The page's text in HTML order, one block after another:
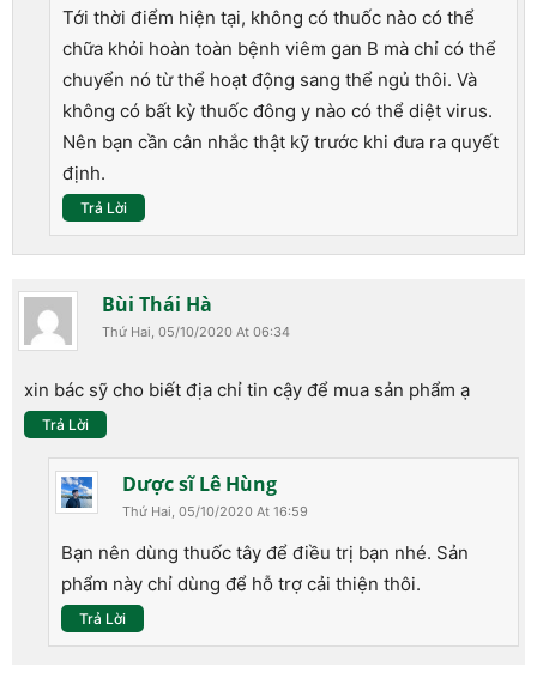
Tới thời điểm hiện tại, không có thuốc nào có thể
chữa khỏi hoàn toàn bệnh viêm gan B mà chỉ có thể
chuyển nó từ thể hoạt động sang thể ngủ thôi. Và
không có bất kỳ thuốc đông y nào có thể diệt virus.
Nên bạn cần cân nhắc thật kỹ trước khi đưa ra quyết
định.
Trả Lời
Bùi Thái Hà
Thứ Hai, 05/10/2020 At 06:34
xin bác sỹ cho biết địa chỉ tin cậy để mua sản phẩm ạ
Trả Lời
Dược sĩ Lê Hùng
Thứ Hai, 05/10/2020 At 16:59
Bạn nên dùng thuốc tây để điều trị bạn nhé. Sản
phẩm này chỉ dùng để hỗ trợ cải thiện thôi.
Trả Lời